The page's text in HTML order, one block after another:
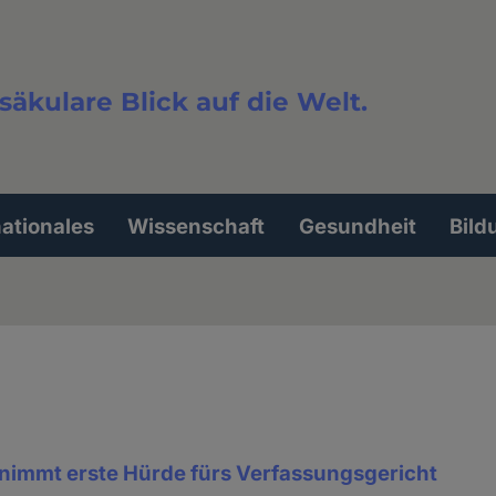
Blick auf die Welt.
Wissenschaft Gesundheit
erste Hürde fürs Verfassungsgericht